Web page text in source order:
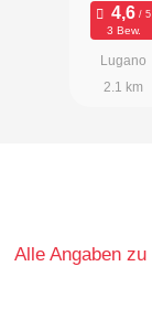
3 Bew.
Lugano
2.1 km
Alle Angaben zu